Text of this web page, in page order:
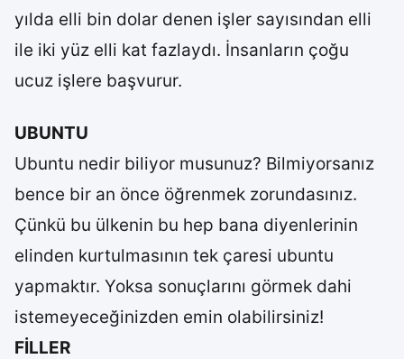
yılda elli bin dolar denen işler sayısından elli
ile iki yüz elli kat fazlaydı. İnsanların çoğu
ucuz işlere başvurur.
UBUNTU
Ubuntu nedir biliyor musunuz? Bilmiyorsanız
bence bir an önce öğrenmek zorundasınız.
Çünkü bu ülkenin bu hep bana diyenlerinin
elinden kurtulmasının tek çaresi ubuntu
yapmaktır. Yoksa sonuçlarını görmek dahi
istemeyeceğinizden emin olabilirsiniz!
FİLLER